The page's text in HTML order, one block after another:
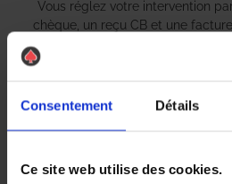
Consentement Détails
Ce site web utilise des cookies.
Vous réglez votre intervention
chèque, un reçu CB et une
Etape 5 :